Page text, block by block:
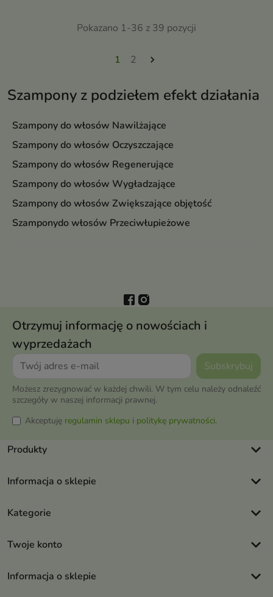
Szampony z podziełem efekt działania
Szampony do włosów Nawilżające
Szampony do włosów Oczyszczające
Szampony do włosów Regenerujące
Szampony do włosów Wygładzające
Szampony do włosów Zwiększające objętość
Szamponydo włosów Przeciwłupieżowe
wypadających. Oczyszcza,
stymuluje porost oraz wspiera
zniszczonych i osłabionych
Pokazano 1-36 z 39 pozycji
1 2 
Otrzymuj informację o nowościach i
wyprzedażach
Możesz zrezygnować w każdej chwili. W tym celu należy odnaleźć
szczegóły w naszej informacji prawnej.
Akceptuję regulamin sklepu i politykę prywatności.
Produkty keyboard_arrow_down
Informacja o sklepie keyboard_arrow_down
Kategorie keyboard_arrow_down
Twoje konto keyboard_arrow_down
Informacja o sklepie keyboard_arrow_down